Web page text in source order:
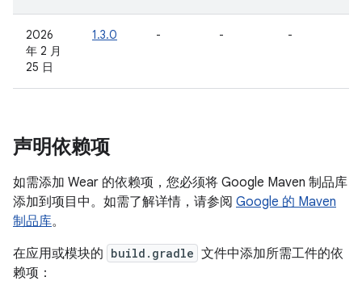
2026
年 2 月
25 日
1.3.0 - - -
声明依赖项
如需添加 Wear 的依赖项，您必须将 Google Maven 制品库
添加到项目中。如需了解详情，请参阅 Google 的 Maven
制品库。
在应用或模块的 build.gradle 文件中添加所需工件的依
赖项：